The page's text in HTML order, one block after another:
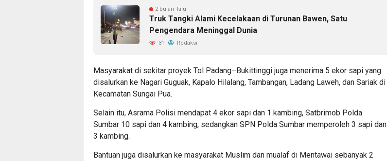
2 bulan lalu
Truk Tangki Alami Kecelakaan di Turunan Bawen, Satu
Pengendara Meninggal Dunia
31 Redaksi
Masyarakat di sekitar proyek Tol Padang–Bukittinggi juga menerima 5 ekor sapi yang
disalurkan ke Nagari Guguak, Kapalo Hilalang, Tambangan, Ladang Laweh, dan Sariak di
Kecamatan Sungai Pua.
Selain itu, Asrama Polisi mendapat 4 ekor sapi dan 1 kambing, Satbrimob Polda
Sumbar 10 sapi dan 4 kambing, sedangkan SPN Polda Sumbar memperoleh 3 sapi dan
3 kambing.
Bantuan juga disalurkan ke masyarakat Muslim dan mualaf di Mentawai sebanyak 2